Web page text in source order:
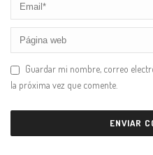
Guardar mi nombre, correo
la próxima vez que comente.